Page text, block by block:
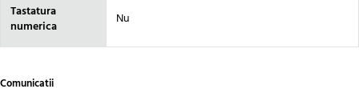
Tastatura
numerica
Nu
Comunicatii